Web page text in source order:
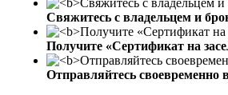
Свяжитесь с владельцем и
Получите «Сертификат на
Отправляйтесь своевременно